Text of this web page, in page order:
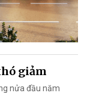
giảm
nửa đầu năm